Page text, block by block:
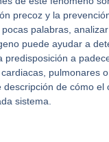
precoz y la
palabras,
puede ayudar a
predisposición a
pulmonares
descripción de cómo el
sistema.